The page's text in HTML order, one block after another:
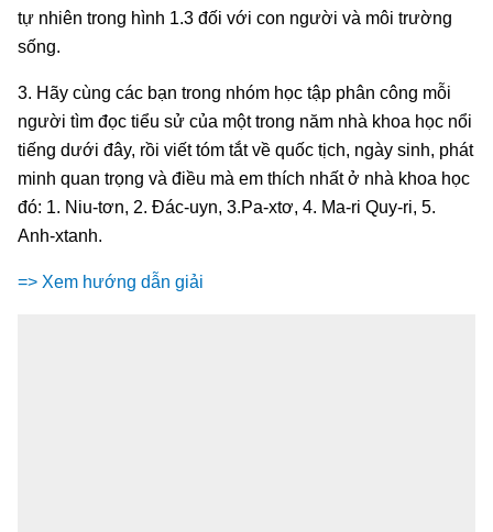
tự nhiên trong hình 1.3 đối với con người và môi trường
sống.
3. Hãy cùng các bạn trong nhóm học tập phân công mỗi
người tìm đọc tiểu sử của một trong năm nhà khoa học nổi
tiếng dưới đây, rồi viết tóm tắt về quốc tịch, ngày sinh, phát
minh quan trọng và điều mà em thích nhất ở nhà khoa học
đó: 1. Niu-tơn, 2. Đác-uyn, 3.Pa-xtơ, 4. Ma-ri Quy-ri, 5.
Anh-xtanh.
=> Xem hướng dẫn giải